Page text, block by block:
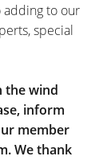
adding to our
special
the wind
inform
member
We thank